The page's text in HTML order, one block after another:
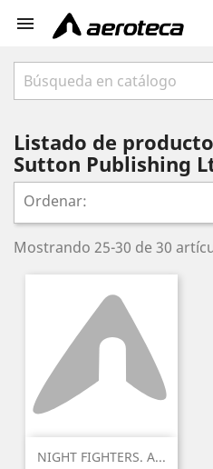

Listado de
Sutton Publishing
Ordenar:
Mostrando 25-30 de 30
NIGHT FIGHTERS. A...